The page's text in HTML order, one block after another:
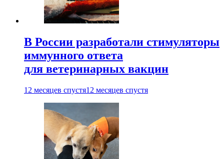
В России разработали стимуляторы
иммунного ответа
для ветеринарных вакцин
12 месяцев спустя12 месяцев спустя